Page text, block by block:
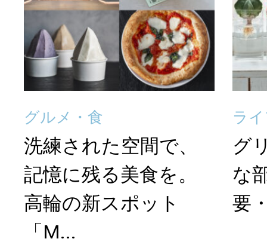
グルメ・食
洗練された空間で、
記憶に残る美食を。
高輪の新スポット
「M...
ラ
グ
な
要